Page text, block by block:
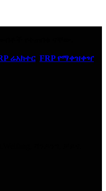
ሬአክተር FRP የማቀዝቀዣ